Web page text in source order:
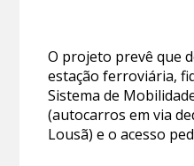
O projeto prevê que
estação ferroviária,
Sistema de
(autocarros em via
Lousã) e o acesso